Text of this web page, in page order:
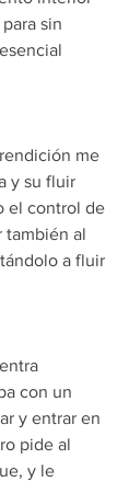
sin
me
y su fluir
el control de
también al
a fluir
con un
y entrar en
pide al
y le